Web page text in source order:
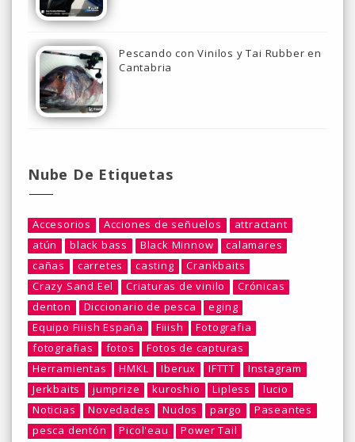
Pescando con Vinilos y Tai Rubber en
Cantabria
Nube De Etiquetas
Accesorios Acciones de señuelos
attractant
atún
black bass Black Minnow
calamares
cañas
carretes casting
Crankbaits
Crazy Sand Eel
Criaturas de vinilo
Crónicas
denton
Diccionario de pesca
eging
Equipo Fiiish España
Fiiish
Fotografia
fotografias
fotos
Fotos de capturas
Herramientas
HMKL Iberux IFTTT
Instagram
Jerkbaits
jumprize kuroshio Lipless
lucio
Noticias
Novedades Nudos pargo
Paseantes
pesca dentón
Picol'eau
Power Tail